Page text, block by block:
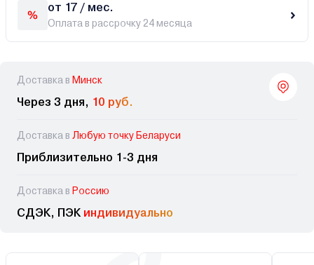
от 17 / мес.
Оплата в рассрочку 24 месяца
Доставка в Минск
Через 3 дня, 10 руб.
Доставка в Любую точку Беларуси
Приблизительно 1-3 дня
Доставка в Россию
СДЭК, ПЭК индивидуально